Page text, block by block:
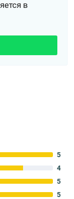
в
5
4
5
5